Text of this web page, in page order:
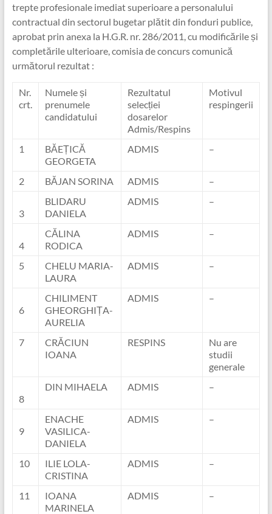
trepte profesionale imediat superioare a personalului
contractual din sectorul bugetar plătit din fonduri publice,
aprobat prin anexa la H.G.R. nr. 286/2011, cu modificările și
completările ulterioare, comisia de concurs comunică
următorul rezultat :
Nr.
crt.
Numele și
prenumele
candidatului
Rezultatul
selecției
dosarelor
Admis/Respins
Motivul
respingerii
1
BĂEȚICĂ
GEORGETA
ADMIS –
2 BĂJAN SORINA ADMIS –
3
BLIDARU
DANIELA
ADMIS –
4
CĂLINA
RODICA
ADMIS –
5
CHELU MARIA-
LAURA
ADMIS –
6
CHILIMENT
GHEORGHIȚA-
AURELIA
ADMIS –
7
CRĂCIUN
IOANA
RESPINS
Nu are
studii
generale
8
DIN MIHAELA ADMIS –
9
ENACHE
VASILICA-
DANIELA
ADMIS –
10
ILIE LOLA-
CRISTINA
ADMIS –
11
IOANA
MARINELA
ADMIS –